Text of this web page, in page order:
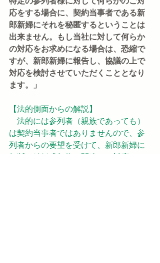
応をする場合に、契約当事者である新
郎新婦にそれを秘匿するということは
出来ません。もし当社に対して何らか
の対応をお求めになる場合は、恐縮で
すが、新郎新婦に報告し、協議の上で
対応を検討させていただくこととなり
ます。」
【法的側面からの解説】
法的には参列者（親族であっても）
は契約当事者ではありませんので、参
列者からの要望を受けて、新郎新婦に